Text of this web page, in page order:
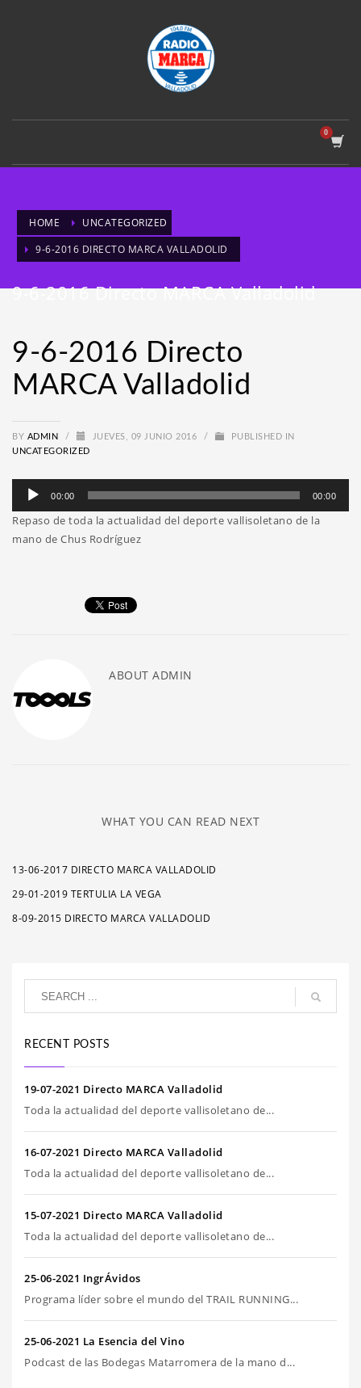
HOME
UNCATEGORIZED
9-6-2016 DIRECTO MARCA VALLADOLID
9-6-2016 Directo MARCA Valladolid
9-6-2016 Directo
MARCA Valladolid
BY ADMIN / JUEVES, 09 JUNIO 2016 /
PUBLISHED IN
UNCATEGORIZED
Reproductor
audio
00:00 00:00
Repaso de toda la actualidad del deporte vallisoletano de la
mano de Chus Rodríguez
ABOUT ADMIN
WHAT YOU CAN READ NEXT
13-06-2017 DIRECTO MARCA VALLADOLID
29-01-2019 TERTULIA LA VEGA
8-09-2015 DIRECTO MARCA VALLADOLID
RECENT POSTS
19-07-2021 Directo MARCA Valladolid
Toda la actualidad del deporte vallisoletano de...
16-07-2021 Directo MARCA Valladolid
Toda la actualidad del deporte vallisoletano de...
15-07-2021 Directo MARCA Valladolid
Toda la actualidad del deporte vallisoletano de...
25-06-2021 IngrÁvidos
Programa líder sobre el mundo del TRAIL RUNNING...
25-06-2021 La Esencia del Vino
Podcast de las Bodegas Matarromera de la mano d...